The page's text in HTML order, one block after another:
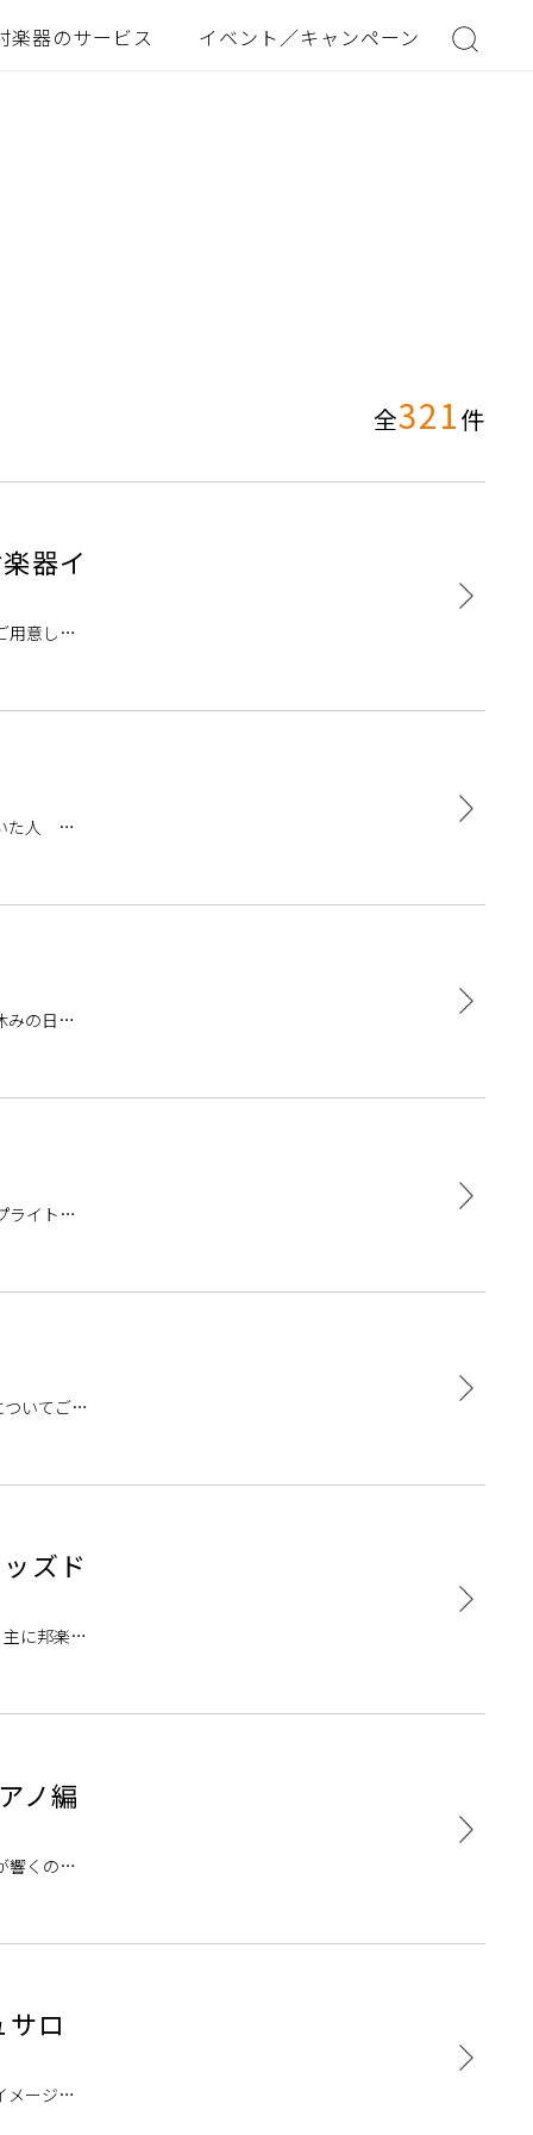
楽器のサービス イベント／キャンペーン
全321件
器イ
用意して
タッフ
た人 ギ
ろな種
みの日は
を弾く上
ライトピ
きい音か
いてご紹
アコー
ズド
に邦楽の
ジャニ∞
ノ編
響くのが
音され
ロ
メージで
ス」のご